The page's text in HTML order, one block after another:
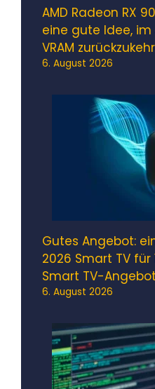
AMD Radeon RX
eine gute Idee, im
VRAM
6. August 2026
Gutes Angebot:
2026 Smart TV für
Smart TV-
6. August 2026